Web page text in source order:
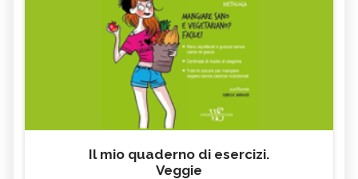
BENEDICT LUST
MÈRE
PERSONAGGI E MAESTRI
Il mio quaderno di esercizi.
Veggie